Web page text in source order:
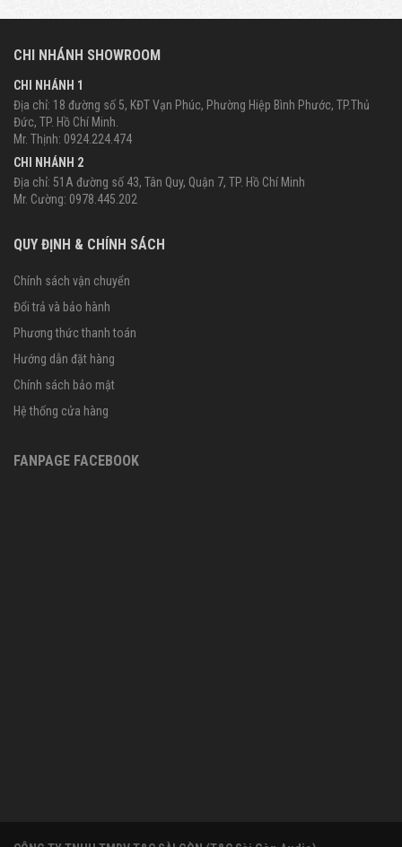
CHI NHÁNH SHOWROOM
CHI NHÁNH 1
Địa chỉ: 18 đường số 5, KĐT Vạn Phúc, Phường Hiệp Bình Phước, TP.Thủ
Đức, TP. Hồ Chí Minh.
Mr. Thịnh: 0924.224.474
CHI NHÁNH 2
Địa chỉ: 51A đường số 43, Tân Quy, Quận 7, TP. Hồ Chí Minh
Mr. Cường: 0978.445.202
QUY ĐỊNH & CHÍNH SÁCH
Chính sách vận chuyển
Đổi trả và bảo hành
Phương thức thanh toán
Hướng dẫn đặt hàng
Chính sách bảo mật
Hệ thống cửa hàng
FANPAGE FACEBOOK